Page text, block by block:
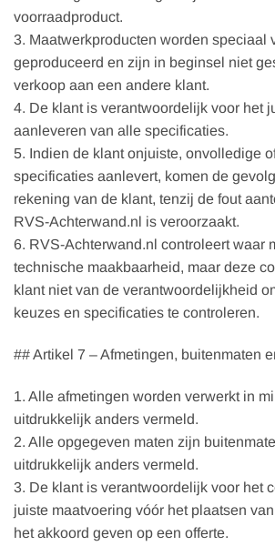
voorraadproduct.
3. Maatwerkproducten worden speciaal
geproduceerd en zijn in beginsel niet
verkoop aan een andere klant.
4. De klant is verantwoordelijk voor het
aanleveren van alle specificaties.
5. Indien de klant onjuiste, onvolledige
specificaties aanlevert, komen de
rekening van de klant, tenzij de fout
RVS-Achterwand.nl is veroorzaakt.
6. RVS-Achterwand.nl controleert waar
technische maakbaarheid, maar deze
klant niet van de verantwoordelijkheid
keuzes en specificaties te controleren.
## Artikel 7 – Afmetingen, buitenmaten
1. Alle afmetingen worden verwerkt in
uitdrukkelijk anders vermeld.
2. Alle opgegeven maten zijn
uitdrukkelijk anders vermeld.
3. De klant is verantwoordelijk voor het
juiste maatvoering vóór het plaatsen
het akkoord geven op een offerte.